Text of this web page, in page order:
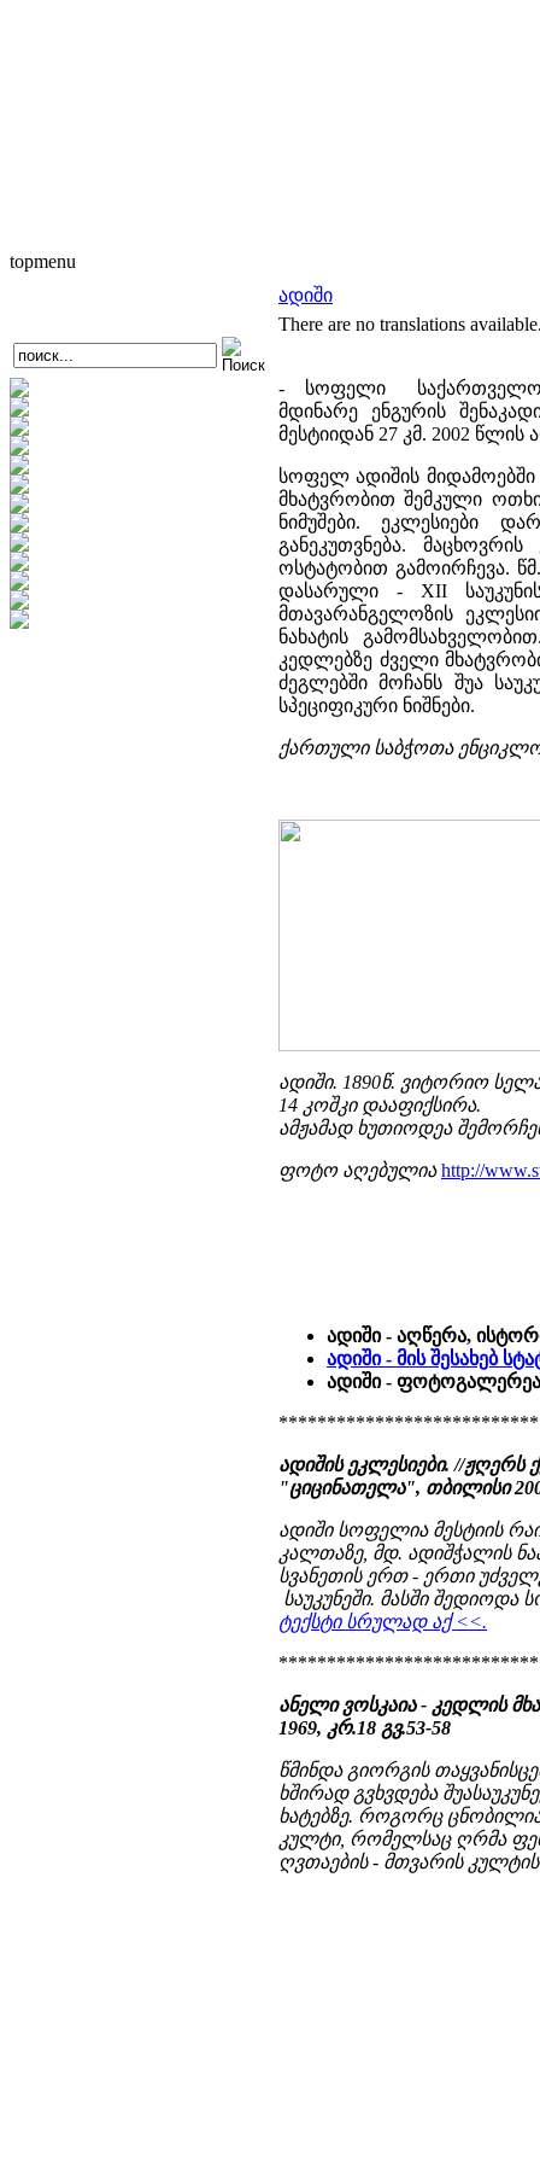
topmenu
ადიში
There are no translations
- სოფელი საქართველოში,
მდინარე ენგურის
მესტიიდან 27 კმ. 2002
სოფელ ადიშის
მხატვრობით შემკული
ნიმუშები. ეკლესიები
განეკუთვნება.
ოსტატობით გამოირჩევა.
დასარული - XII
მთავარანგელოზის
ნახატის
კედლებზე ძველი
ძეგლებში მოჩანს შუა
სპეციფიკური ნიშნები.
ქართული საბჭოთა
ადიში. 1890წ. ვიტორიო
14 კოშკი დააფიქსირა.
ამჟამად ხუთიოდეა
ფოტო აღებულიაhttp://
ადიში - აღწერა,
ადიში - მის შესახებ
ადიში - ფოტოგალერეა
ადიშის ეკლესიები. //ჟღერს
"ციცინათელა", თბილისი
ადიში სოფელია მესტიის
კალთაზე, მდ. ადიშჭალის
სვანეთის ერთ - ერთი
საუკუნეში. მასში
ტექსტი სრულად აქ <<.
ანელი ვოსკაია - კედლის
1969, კრ.18 გვ.53-58
წმინდა გიორგის
ხშირად გვხვდება
ხატებზე. როგორც
კულტი, რომელსაც ღრმა
ღვთაების - მთვარის